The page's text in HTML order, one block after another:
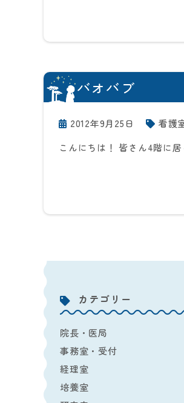
バオバブ
2012年9月25日
看護
こんにちは！ 皆さん4階に
カテゴリー
院長・医局
事務室・受付
経理室
培養室